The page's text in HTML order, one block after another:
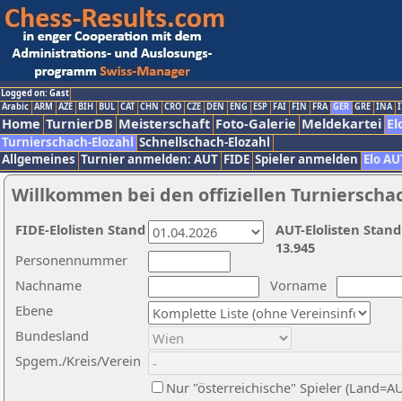
Logged on: Gast
Arabic ARM AZE BIH BUL CAT CHN CRO CZE DEN ENG ESP FAI FIN FRA GER GRE INA
Home TurnierDB Meisterschaft Foto-Galerie Meldekartei
Turnierschach-Elozahl Schnellschach-Elozahl
Allgemeines Turnier anmelden: AUT FIDE Spieler anmelden Elo
Willkommen bei den offiziellen
Nachname
Vorname
Ebene
Personennummer
Bundesland
Spgem./Kreis/Verein
Nur "österreichische" Spieler
AUT-Elolisten
13.945
FIDE-Elolisten Stand